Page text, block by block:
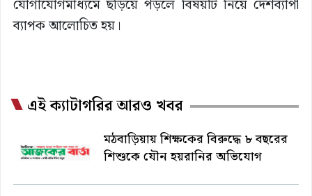
যোগাযোগমাধ্যমে ছড়িয়ে পড়লে বিষয়টি নিয়ে দেশব্যাপী
ব্যাপক আলোচিত হয়।
এই ক্যাটাগরির আরও খবর
মঠবাড়িয়ায় শিক্ষকের বিরুদ্ধে ৮ বছরের
শিশুকে যৌন হয়রানির অভিযোগ